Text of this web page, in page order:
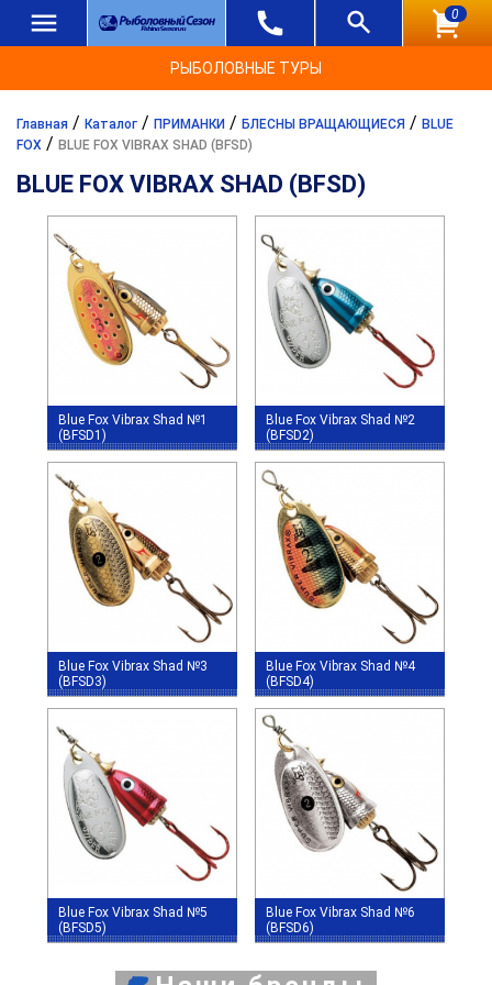
0
РЫБОЛОВНЫЕ ТУРЫ
Главная / Каталог / ПРИМАНКИ / БЛЕСНЫ ВРАЩАЮЩИЕСЯ / BLUE
FOX / BLUE FOX VIBRAX SHAD (BFSD)
BLUE FOX VIBRAX SHAD (BFSD)
Blue Fox Vibrax Shad №1
(BFSD1)
Blue Fox Vibrax Shad №2
(BFSD2)
Blue Fox Vibrax Shad №3
(BFSD3)
Blue Fox Vibrax Shad №4
(BFSD4)
Blue Fox Vibrax Shad №5
(BFSD5)
Blue Fox Vibrax Shad №6
(BFSD6)